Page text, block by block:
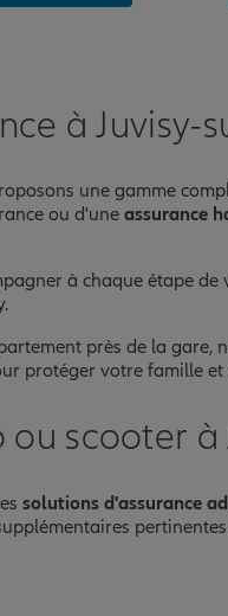
à Juvisy-
une gamme
ou d'uneassurance
à chaque étape
près de la gare,
protéger votre famille et
scooter à
solutions d'assurance